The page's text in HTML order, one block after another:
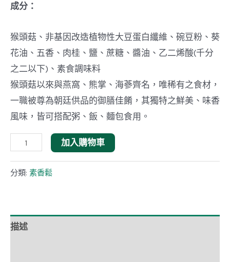
成分：
猴頭菇、非基因改造植物性大豆蛋白纖維、碗豆粉、葵
花油、五香、肉桂、鹽、蔗糖、醬油、乙二烯酸(千分
之二以下)、素食調味料
猴頭菇以來與燕窩、熊掌、海蔘齊名，唯稀有之食材，
一職被尊為朝廷供品的御膳佳餚，其獨特之鮮美、味香
風味，皆可搭配粥、飯、麵包食用。
菇
如
加入購物車
分類: 素香鬆
描述